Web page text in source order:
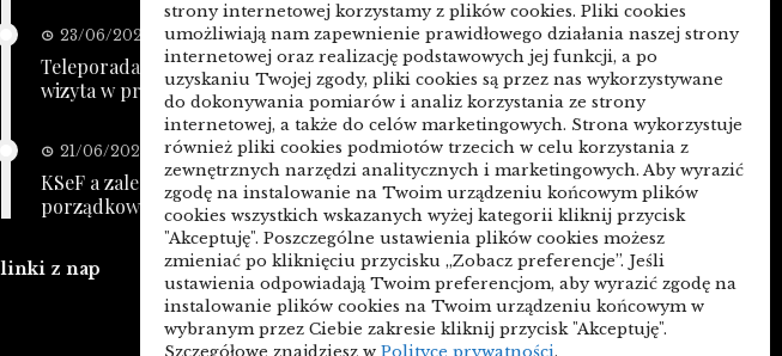
strony internetowej korzystamy z plików cookies. Pliki cookies
umożliwiają nam zapewnienie prawidłowego działania naszej strony
internetowej oraz realizację podstawowych jej funkcji, a po
uzyskaniu Twojej zgody, pliki cookies są przez nas wykorzystywane
do dokonywania pomiarów i analiz korzystania ze strony
internetowej, a także do celów marketingowych. Strona wykorzystuje
również pliki cookies podmiotów trzecich w celu korzystania z
zewnętrznych narzędzi analitycznych i marketingowych. Aby wyrazić
zgodę na instalowanie na Twoim urządzeniu końcowym plików
cookies wszystkich wskazanych wyżej kategorii kliknij przycisk
"Akceptuję". Poszczególne ustawienia plików cookies możesz
zmieniać po kliknięciu przycisku „Zobacz preferencje”. Jeśli
ustawienia odpowiadają Twoim preferencjom, aby wyrazić zgodę na
instalowanie plików cookies na Twoim urządzeniu końcowym w
wybranym przez Ciebie zakresie kliknij przycisk "Akceptuję".
Szczegółowe znajdziesz w Polityce prywatności.
23/06/2026
Teleporada POZ: telefon czy
wizyta w przychodni
21/06/2026
KSeF a zaległe faktury:
porządkowanie przed zmianą
linki z nap
Edukacja & Rozrywka
Inne Motoryzacja
Sport & Turystyka
Technologie
Uroda & Lifestyle Usługi
Zdrowie
Polityka plików cookies (EU)